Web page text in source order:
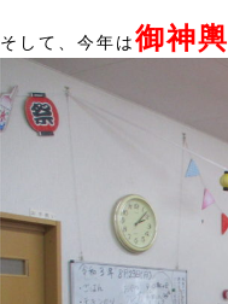
そして、今年は御神輿